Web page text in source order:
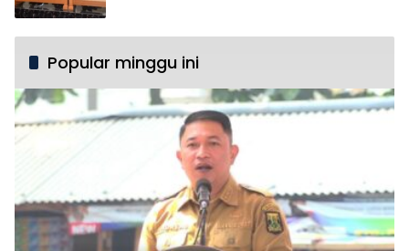
Popular minggu ini